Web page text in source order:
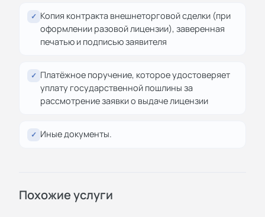
✓ Копия контракта внешнеторговой сделки (при
оформлении разовой лицензии), заверенная
печатью и подписью заявителя
✓ Платёжное поручение, которое удостоверяет
уплату государственной пошлины за
рассмотрение заявки о выдаче лицензии
✓ Иные документы.
Похожие услуги